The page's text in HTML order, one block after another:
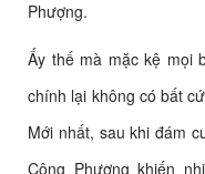
Phượng.
Ấy thế mà mặc kệ mọi
chính lại không có bất
Mới nhất, sau khi đám
Công Phượng khiến